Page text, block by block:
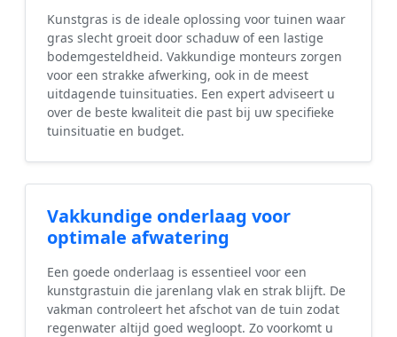
Kunstgras is de ideale oplossing voor tuinen waar
gras slecht groeit door schaduw of een lastige
bodemgesteldheid. Vakkundige monteurs zorgen
voor een strakke afwerking, ook in de meest
uitdagende tuinsituaties. Een expert adviseert u
over de beste kwaliteit die past bij uw specifieke
tuinsituatie en budget.
Vakkundige onderlaag voor
optimale afwatering
Een goede onderlaag is essentieel voor een
kunstgrastuin die jarenlang vlak en strak blijft. De
vakman controleert het afschot van de tuin zodat
regenwater altijd goed wegloopt. Zo voorkomt u